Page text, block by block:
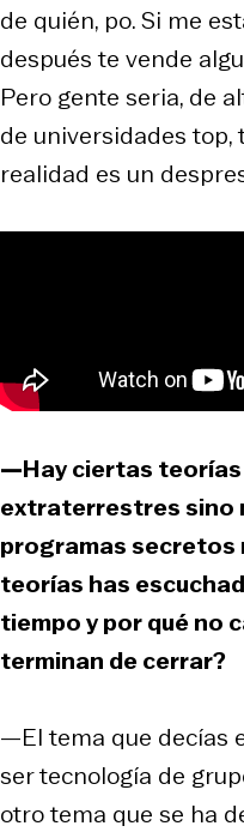
de quién, po. Si me
después te vende
Pero gente seria, de
de universidades top,
realidad es un
—Hay ciertas teorías
extraterrestres sino
programas secretos
teorías has
tiempo y por qué no
terminan de cerrar?
—El tema que decías
ser tecnología de
otro tema que se ha